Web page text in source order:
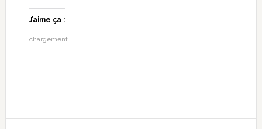
J’aime ça :
chargement…